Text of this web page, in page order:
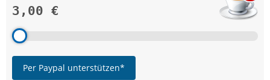
3,00 €
Per Paypal unterstützen*